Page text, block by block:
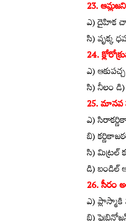
23.
ఎ) దైహిక
సి) వృక్క
24.
ఎ)
సి) నీలం డి)
25.
ఎ)
బి)
సి) మిట్రల్‌
డి) బండిల్‌
26. సీరం
ఎ)